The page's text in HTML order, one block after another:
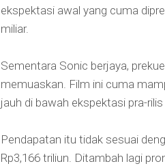
ekspektasi awal yang cuma
miliar.
Sementara Sonic berjaya,
memuaskan. Film ini cuma
jauh di bawah ekspektasi pra-
Pendapatan itu tidak sesuai
Rp3,166 triliun. Ditambah lagi